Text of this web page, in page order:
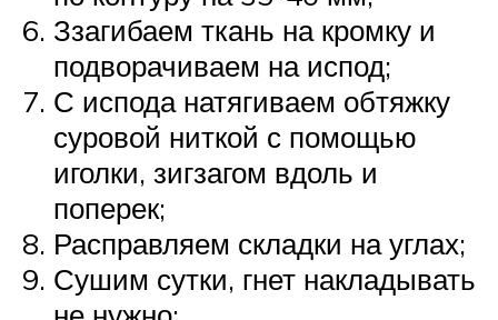
Ззагибаем ткань на кромку и
подворачиваем на испод;
С испода натягиваем обтяжку
суровой ниткой с помощью
иголки, зигзагом вдоль и
поперек;
Расправляем складки на углах;
Сушим сутки, гнет накладывать